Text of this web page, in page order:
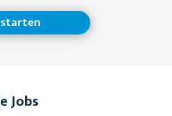
starten
Jobs